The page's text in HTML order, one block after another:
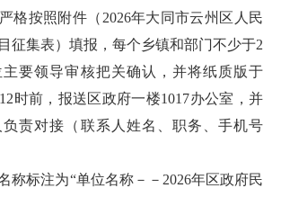
格按照附件（2026年大同市云州区人民
征集表）填报，每个乡镇和部门不少于2
要领导审核把关确认，并将纸质版于
时前，报送区政府一楼1017办公室，并
责对接（联系人姓名、职务、手机号
称标注为“单位名称－－2026年区政府民